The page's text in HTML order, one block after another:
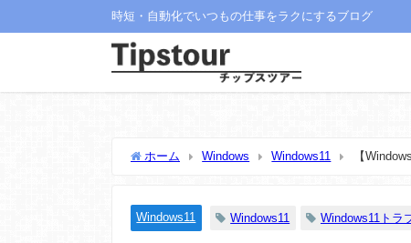
時短・自動化でいつもの仕事をラクにするブログ
ホーム Windows Windows11 【
Windows11 Windows11 Windows11トラ